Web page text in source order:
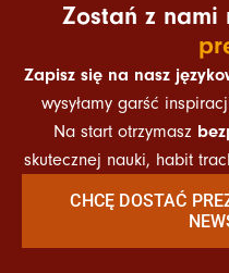
Zostań z nami
Zapisz się na nasz
wysyłamy garść
Na start otrzymasz
skutecznej nauki, habit
CHCĘ DOSTAĆ